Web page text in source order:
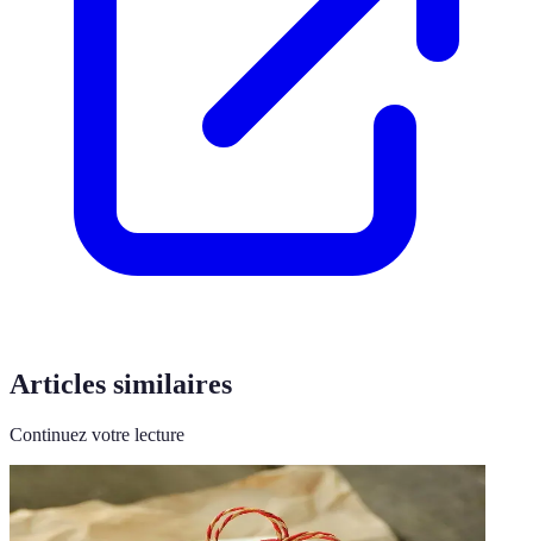
Articles similaires
Continuez votre lecture